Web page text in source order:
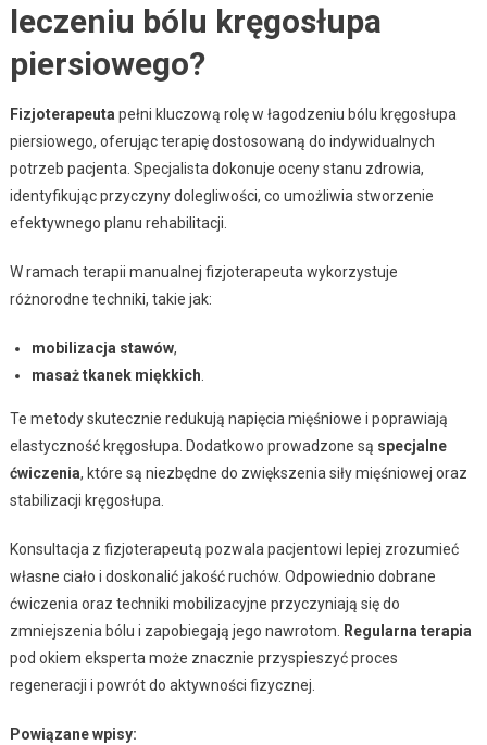
leczeniu bólu kręgosłupa
piersiowego?
Fizjoterapeutapełni kluczową rolę w łagodzeniu bólu kręgosłupa
piersiowego, oferując terapię dostosowaną do indywidualnych
potrzeb pacjenta. Specjalista dokonuje oceny stanu zdrowia,
identyfikując przyczyny dolegliwości, co umożliwia stworzenie
efektywnego planu rehabilitacji.
W ramach terapii manualnej fizjoterapeuta wykorzystuje
różnorodne techniki, takie jak:
mobilizacja stawów,
masaż tkanek miękkich.
Te metody skutecznie redukują napięcia mięśniowe i poprawiają
elastyczność kręgosłupa. Dodatkowo prowadzone są specjalne
ćwiczenia, które są niezbędne do zwiększenia siły mięśniowej oraz
stabilizacji kręgosłupa.
Konsultacja z fizjoterapeutą pozwala pacjentowi lepiej zrozumieć
własne ciało i doskonalić jakość ruchów. Odpowiednio dobrane
ćwiczenia oraz techniki mobilizacyjne przyczyniają się do
zmniejszenia bólu i zapobiegają jego nawrotom. Regularna terapia
pod okiem eksperta może znacznie przyspieszyć proces
regeneracji i powrót do aktywności fizycznej.
Powiązane wpisy: